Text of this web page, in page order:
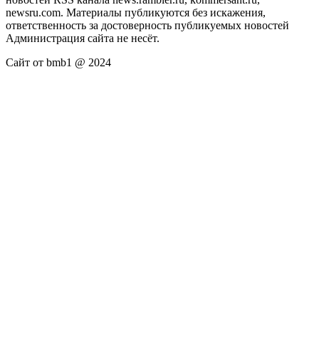
newsru.com. Материалы публикуются без искажения,
ответственность за достоверность публикуемых новостей
Администрация сайта не несёт.
Сайт от bmb1 @ 2024